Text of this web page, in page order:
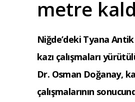
metre
Niğde’deki Tyana
kazı çalışmaları
Dr. Osman Doğanay,
çalışmalarının